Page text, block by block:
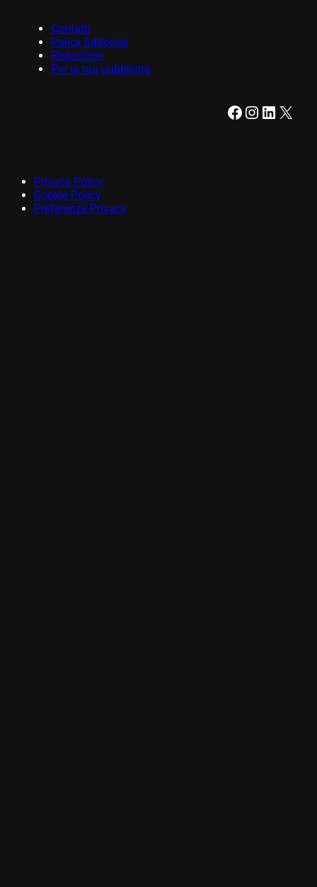
Contatti
Policy Editoriali
Redazione
Per la tua pubblicità
Facebook Instagram LinkedIn X
Privacy Policy
Cookie Policy
Preferenze Privacy